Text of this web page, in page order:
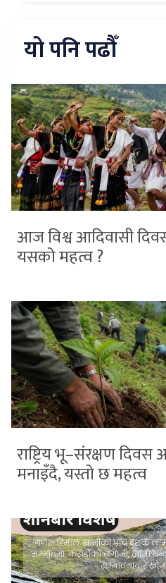
यो पनि पढौँ
आज विश्व आदिवासी
यसको महत्व ?
राष्ट्रिय भू–संरक्षण
मनाइँदै, यस्तो छ महत्व